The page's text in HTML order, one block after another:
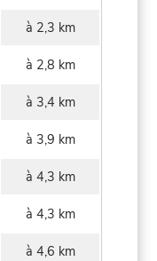
à 2,3 km
à 2,8 km
à 3,4 km
à 3,9 km
à 4,3 km
à 4,3 km
à 4,6 km